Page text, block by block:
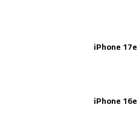
مواصفات هاتف iPhone 17e